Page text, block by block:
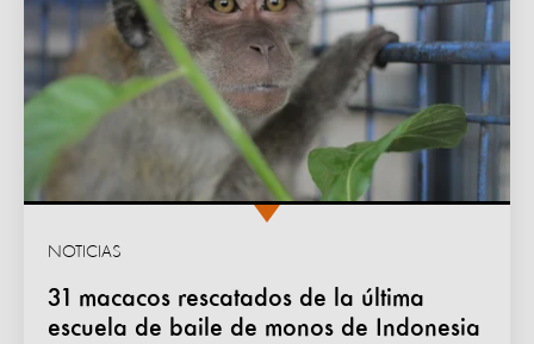
31 macacos rescatados de la última
escuela de baile de monos de Indonesia
NOTICIAS